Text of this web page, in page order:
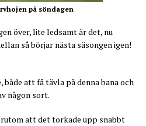
på söndagen
över, lite ledsamt är det, nu
så börjar nästa säsongen igen!
både att få tävla på denna bana och
någon sort.
att det torkade upp snabbt